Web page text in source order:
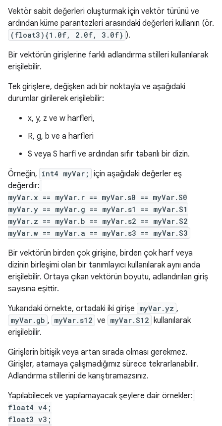
Vektör sabit değerleri oluşturmak için vektör türünü ve
ardından küme parantezleri arasındaki değerleri kullanın (ör.
(float3){1.0f, 2.0f, 3.0f} ).
Bir vektörün girişlerine farklı adlandırma stilleri kullanılarak
erişilebilir.
Tek girişlere, değişken adı bir noktayla ve aşağıdaki
durumlar girilerek erişilebilir:
x, y, z ve w harfleri,
R, g, b ve a harfleri
S veya S harfi ve ardından sıfır tabanlı bir dizin.
Örneğin, int4 myVar;
için aşağıdaki değerler eş
değerdir:
myVar.x == myVar.r == myVar.s0 == myVar.S0
myVar.y == myVar.g == myVar.s1 == myVar.S1
myVar.z == myVar.b == myVar.s2 == myVar.S2
myVar.w == myVar.a == myVar.s3 == myVar.S3
Bir vektörün birden çok girişine, birden çok harf veya
dizinin birleşimi olan bir tanımlayıcı kullanılarak aynı anda
erişilebilir. Ortaya çıkan vektörün boyutu, adlandırılan giriş
sayısına eşittir.
Yukarıdaki örnekte, ortadaki iki girişe myVar.yz ,
myVar.gb , myVar.s12 ve myVar.S12 kullanılarak
erişilebilir.
Girişlerin bitişik veya artan sırada olması gerekmez.
Girişler, atamaya çalışmadığımız sürece tekrarlanabilir.
Adlandırma stillerini de karıştıramazsınız.
Yapılabilecek ve yapılamayacak şeylere dair örnekler:
float4 v4;
float3 v3;